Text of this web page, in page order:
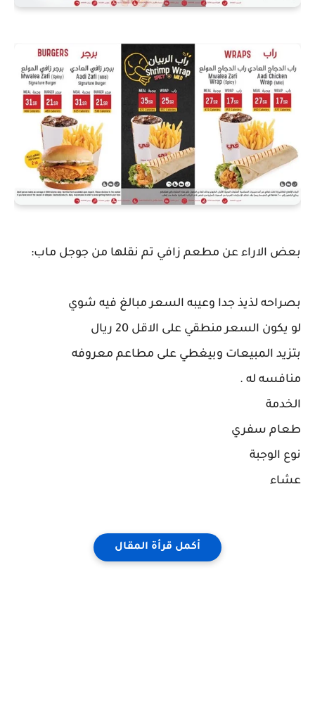
بعض الاراء عن مطعم زافي تم نقلها من جوجل ماب:
بصراحه لذيذ جدا وعيبه السعر مبالغ فيه شوي
لو يكون السعر منطقي على الاقل 20 ريال
بتزيد المبيعات وبيغطي على مطاعم معروفه
منافسه له .
الخدمة
طعام سفري
نوع الوجبة
عشاء
أكمل قرأة المقال